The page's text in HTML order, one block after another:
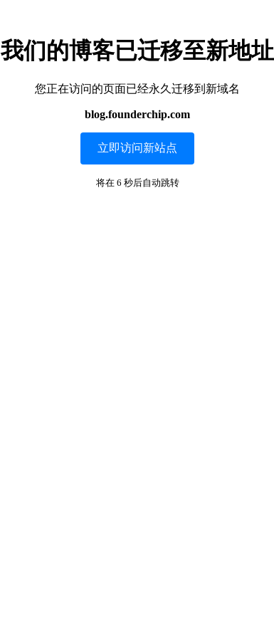
我们的博客已迁移至新地址
您正在访问的页面已经永久迁移到新域名
blog.founderchip.com
立即访问新站点
将在 6 秒后自动跳转